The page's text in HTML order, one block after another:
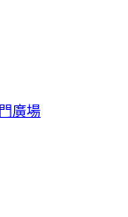
廣場